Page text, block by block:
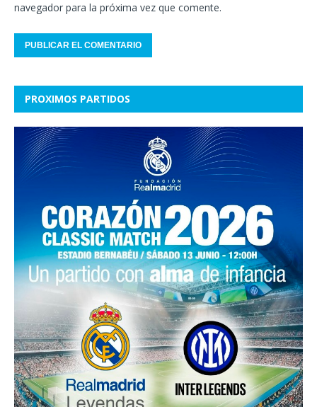
navegador para la próxima vez que comente.
PROXIMOS PARTIDOS